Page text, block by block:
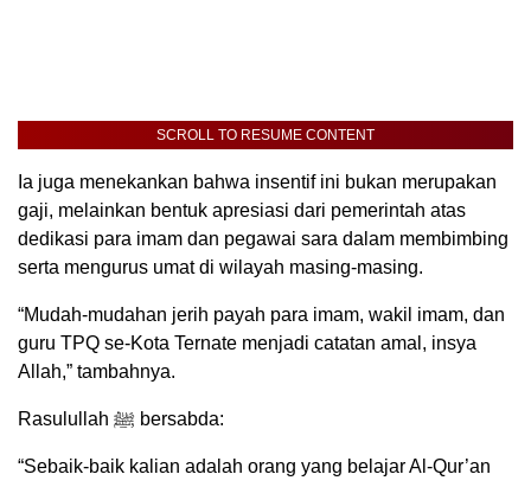
SCROLL TO RESUME CONTENT
Ia juga menekankan bahwa insentif ini bukan merupakan
gaji, melainkan bentuk apresiasi dari pemerintah atas
dedikasi para imam dan pegawai sara dalam membimbing
serta mengurus umat di wilayah masing-masing.
“Mudah-mudahan jerih payah para imam, wakil imam, dan
guru TPQ se-Kota Ternate menjadi catatan amal, insya
Allah,” tambahnya.
Rasulullah ﷺ bersabda:
“Sebaik-baik kalian adalah orang yang belajar Al-Qur’an